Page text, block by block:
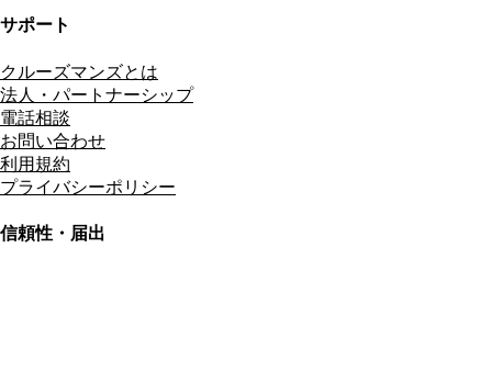
サポート
クルーズマンズとは
法人・パートナーシップ
電話相談
お問い合わせ
利用規約
プライバシーポリシー
信頼性・届出